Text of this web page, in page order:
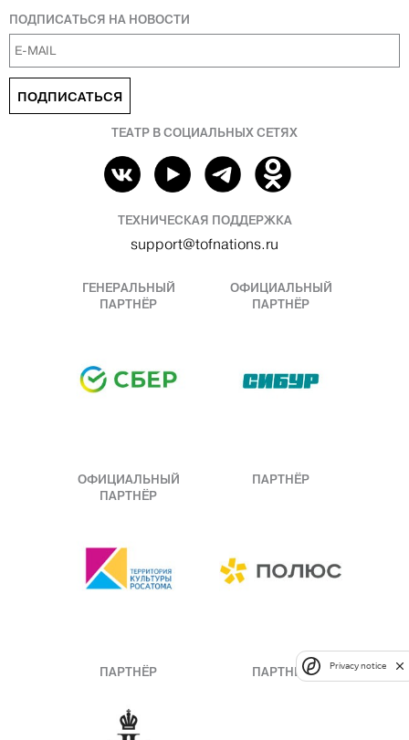
ПОДПИСАТЬСЯ НА НОВОСТИ
ПОДПИСАТЬСЯ
ТЕАТР В СОЦИАЛЬНЫХ СЕТЯХ
ТЕХНИЧЕСКАЯ ПОДДЕРЖКА
support@tofnations.ru
ГЕНЕРАЛЬНЫЙ
ПАРТНЁР
ОФИЦИАЛЬНЫЙ
ПАРТНЁР
ОФИЦИАЛЬНЫЙ
ПАРТНЁР
ПАРТНЁР
ПАРТНЁР ПАРТНЁР Privacy notice